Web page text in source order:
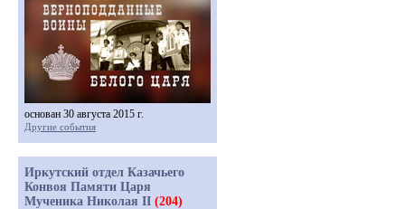
основан 30 августа 2015 г.
Другие события
Иркутский отдел Казачьего
Конвоя Памяти Царя
Мученика Николая II (204)